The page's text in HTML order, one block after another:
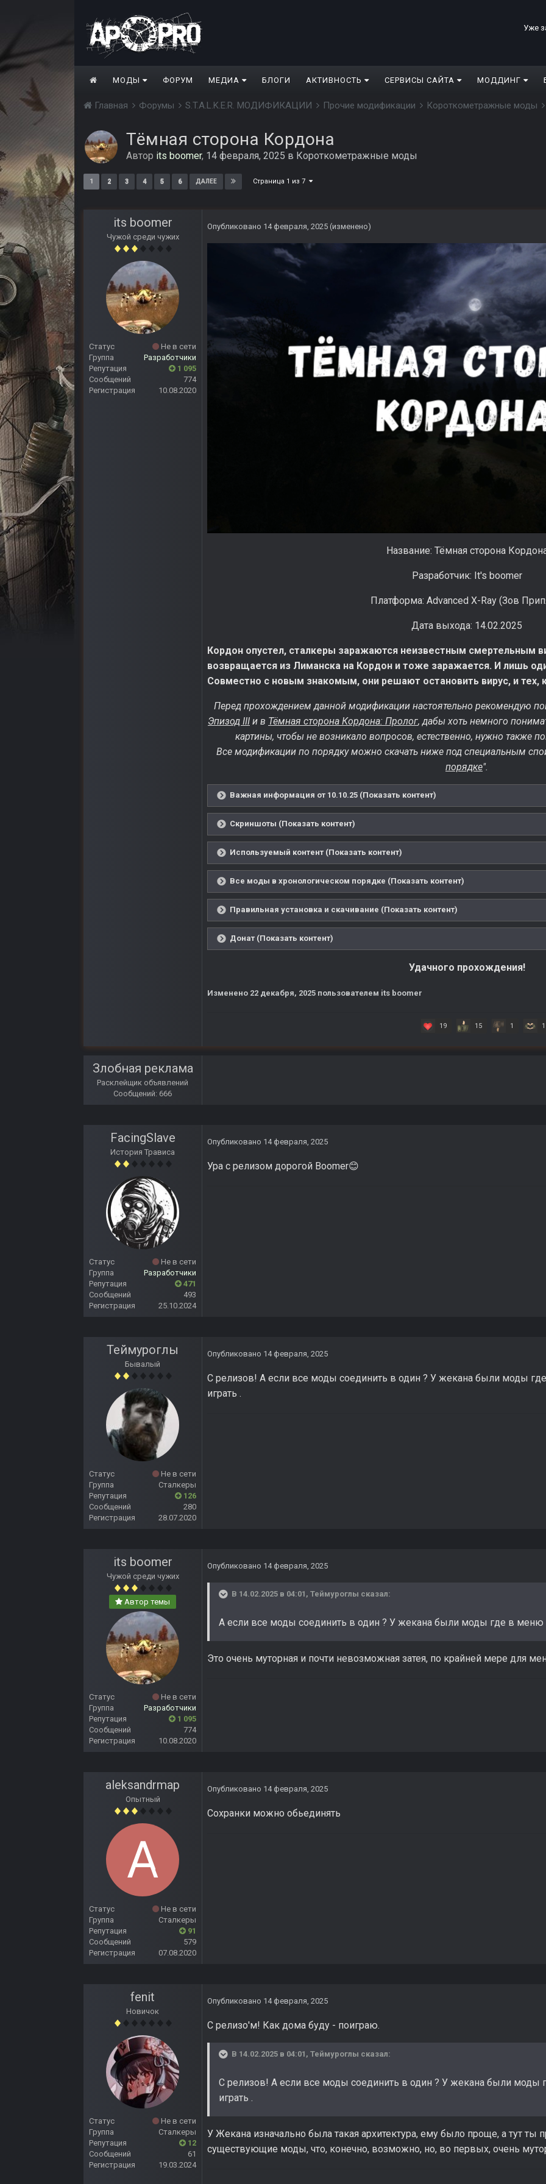
Уже
МОДЫ ФОРУМ МЕДИА БЛОГИ АКТИВНОСТЬ СЕРВИСЫ САЙТА МОДДИНГ
Главная Форумы S.T.A.L.K.E.R. МОДИФИКАЦИИ Прочие модификации Короткометражные моды
Тёмная сторона Кордона
Автор its boomer, 14 февраля, 2025 в Короткометражные моды
1 2 3 4 5 6 ДАЛЕЕ Страница 1 из 7
its boomer
Чужой среди чужих
Статус
Не в сети
Группа
Разработчики
Репутация
1 095
Сообщений
774
Регистрация
10.08.2020
Опубликовано 14 февраля, 2025 (изменено)
Название: Тёмная сторона
Разработчик: It's boomer
Платформа: Advanced X-Ray (Зов
Дата выхода: 14.02.2025
Кордон опустел, сталкеры заражаются неизвестным смертельным
возвращается из Лиманска на Кордон и тоже заражается. И лишь
Совместно с новым знакомым, они решают остановить вирус, и тех,
Перед прохождением данной модификации настоятельно рекомендую
Эпизод III и в Тёмная сторона Кордона: Пролог, дабы хоть немного
картины, чтобы не возникало вопросов, естественно, нужно также
Все модификации по порядку можно скачать ниже под специальным
порядке".
Важная информация от 10.10.25 (Показать контент)
Скриншоты (Показать контент)
Используемый контент (Показать контент)
Все моды в хронологическом порядке (Показать контент)
Правильная установка и скачивание (Показать контент)
Донат (Показать контент)
Удачного прохождения!
Изменено 22 декабря, 2025 пользователем its boomer
19 15 1 1
Злобная реклама
Расклейщик объявлений
Сообщений: 666
FacingSlave
История Трависа
Статус
Не в сети
Группа
Разработчики
Репутация
471
Сообщений
493
Регистрация
25.10.2024
Опубликовано 14 февраля, 2025
Ура с релизом дорогой Boomer😊
Теймуроглы
Бывалый
Статус
Не в сети
Группа
Сталкеры
Репутация
126
Сообщений
280
Регистрация
28.07.2020
Опубликовано 14 февраля, 2025
С релизов! А если все моды соединить в один ? У жекана были моды
играть .
its boomer
Чужой среди чужих
Автор темы
Статус
Не в сети
Группа
Разработчики
Репутация
1 095
Сообщений
774
Регистрация
10.08.2020
Опубликовано 14 февраля, 2025
В 14.02.2025 в 04:01, Теймуроглы сказал:
А если все моды соединить в один ? У жекана были моды где в меню
Это очень муторная и почти невозможная затея, по крайней мере для
aleksandrmap
Опытный
Статус
Не в сети
Группа
Сталкеры
Репутация
91
Сообщений
579
Регистрация
07.08.2020
Опубликовано 14 февраля, 2025
Cохранки можно обьединять
fenit
Новичок
Статус
Не в сети
Группа
Сталкеры
Репутация
12
Сообщений
61
Регистрация
19.03.2024
Опубликовано 14 февраля, 2025
С релизо'м! Как дома буду - поиграю.
В 14.02.2025 в 04:01, Теймуроглы сказал:
С релизов! А если все моды соединить в один ? У жекана были
играть .
У Жекана изначально была такая архитектура, ему было проще, а тут ты
существующие моды, что, конечно, возможно, но, во первых, очень